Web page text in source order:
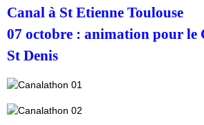
Canal à St Etienne Toulouse
07 octobre : animation pour le
St Denis